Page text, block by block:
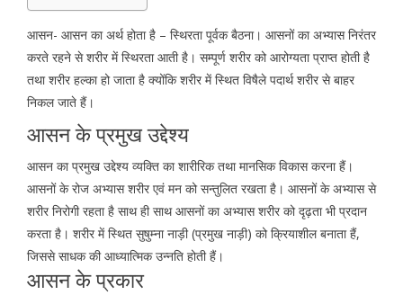
आसन- आसन का अर्थ होता है – स्थिरता पूर्वक बैठना। आसनों का अभ्यास निरंतर
करते रहने से शरीर में स्थिरता आती है। सम्पूर्ण शरीर को आरोग्यता प्राप्त होती है
तथा शरीर हल्का हो जाता है क्योंकि शरीर में स्थित विषैले पदार्थ शरीर से बाहर
निकल जाते हैं।
आसन के प्रमुख उद्देश्य
आसन का प्रमुख उद्देश्य व्यक्ति का शारीरिक तथा मानसिक विकास करना हैं।
आसनों के रोज अभ्यास शरीर एवं मन को सन्तुलित रखता है। आसनों के अभ्यास से
शरीर निरोगी रहता है साथ ही साथ आसनों का अभ्यास शरीर को दृढ़ता भी प्रदान
करता है। शरीर में स्थित सुषुम्ना नाड़ी (प्रमुख नाड़ी) को क्रियाशील बनाता हैं,
जिससे साधक की आध्यात्मिक उन्नति होती हैं।
आसन के प्रकार